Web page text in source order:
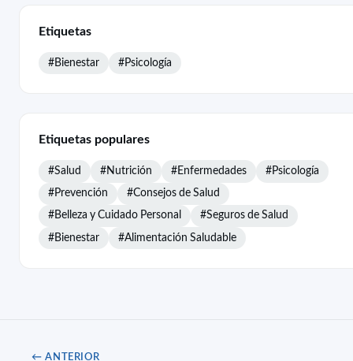
Etiquetas
#Bienestar #Psicología
Etiquetas populares
#Salud #Nutrición #Enfermedades #Psicología
#Prevención #Consejos de Salud
#Belleza y Cuidado Personal #Seguros de Salud
#Bienestar #Alimentación Saludable
← ANTERIOR